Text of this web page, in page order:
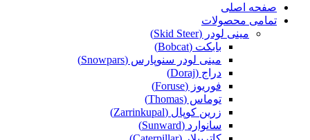
صفحه اصلی
تمامی محصولات
مینی لودر (Skid Steer)
بابکت (Bobcat)
مینی لودر سنوپارس (Snowpars)
دراج (Doraj)
فوریوز (Foruse)
توماس (Thomas)
زرین کوپال (Zarrinkupal)
سانوارد (Sunward)